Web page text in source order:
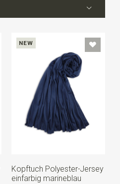
NEW
Kopftuch Polyester-Jersey
einfarbig marineblau